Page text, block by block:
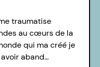
traumatise
au cœurs de la
qui ma créé je
aband…